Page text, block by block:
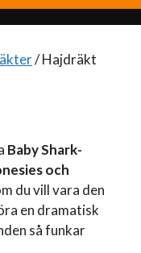
/ Hajdräkt
Baby Shark-
och
du vill vara den
en dramatisk
så funkar